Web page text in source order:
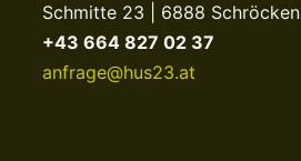
Schmitte 23 | 6888 Schröcken
+43 664 827 02 37
anfrage@hus23.at